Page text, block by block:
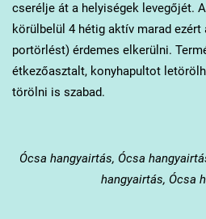
cserélje át a helyiségek levegőjét.
körülbelül 4 hétig aktív marad
portörlést) érdemes elkerülni.
étkezőasztalt, konyhapultot
törölni is szabad.
Ócsa hangyairtás, Ócsa
hangyairtás, Ócsa